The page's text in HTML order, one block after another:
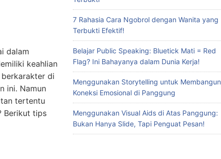
dalam
keahlian
di
ini. Namun
tertentu
Berikut tips
7 Rahasia Cara Ngobrol dengan Wanita yang
Terbukti Efektif!
Belajar Public Speaking: Bluetick Mati = Red
Flag? Ini Bahayanya dalam Dunia Kerja!
Menggunakan Storytelling untuk Membangun
Koneksi Emosional di Panggung
Menggunakan Visual Aids di Atas Panggung:
Bukan Hanya Slide, Tapi Penguat Pesan!